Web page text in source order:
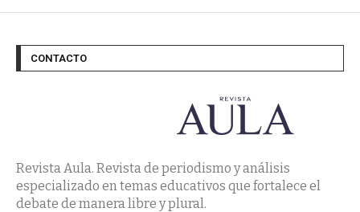
CONTACTO
Revista Aula. Revista de periodismo y análisis
especializado en temas educativos que fortalece el
debate de manera libre y plural.